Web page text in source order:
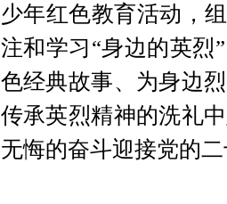
少年红色教育活动，
注和学习“身边的英烈
色经典故事、为身边
传承英烈精神的洗礼
无悔的奋斗迎接党的